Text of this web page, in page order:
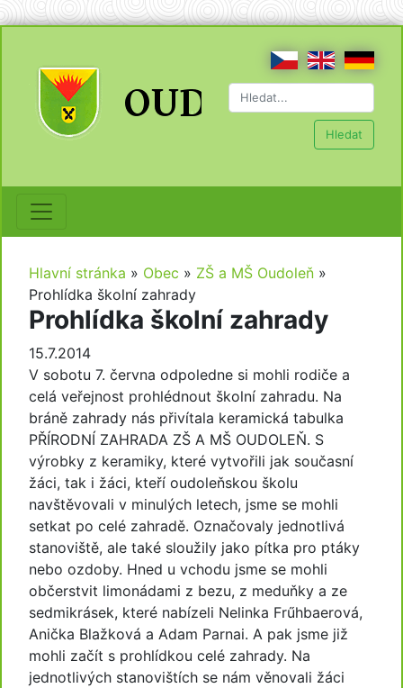
Hledat
Hlavní stránka » Obec » ZŠ a MŠ Oudoleň »
Prohlídka školní zahrady
Prohlídka školní zahrady
15.7.2014
V sobotu 7. června odpoledne si mohli rodiče a
celá veřejnost prohlédnout školní zahradu. Na
bráně zahrady nás přivítala keramická tabulka
PŘÍRODNÍ ZAHRADA ZŠ A MŠ OUDOLEŇ. S
výrobky z keramiky, které vytvořili jak současní
žáci, tak i žáci, kteří oudoleňskou školu
navštěvovali v minulých letech, jsme se mohli
setkat po celé zahradě. Označovaly jednotlivá
stanoviště, ale také sloužily jako pítka pro ptáky
nebo ozdoby. Hned u vchodu jsme se mohli
občerstvit limonádami z bezu, z meduňky a ze
sedmikrásek, které nabízeli Nelinka Frűhbaerová,
Anička Blažková a Adam Parnai. A pak jsme již
mohli začít s prohlídkou celé zahrady. Na
jednotlivých stanovištích se nám věnovali žáci